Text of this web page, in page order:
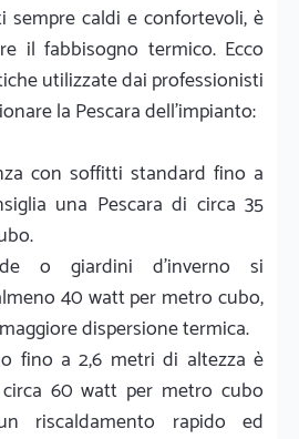
sempre caldi e confortevoli, è
il fabbisogno termico. Ecco
utilizzate dai professionisti
la Pescara dell'impianto:
con soffitti standard fino a
una Pescara di circa 35
o giardini d'inverno si
40 watt per metro cubo,
dispersione termica.
fino a 2,6 metri di altezza è
60 watt per metro cubo
riscaldamento rapido ed